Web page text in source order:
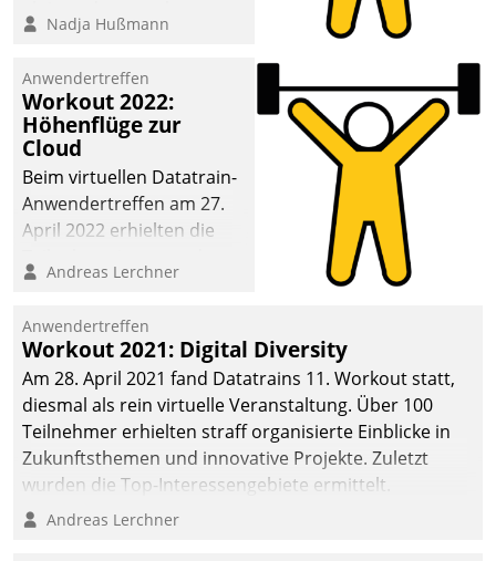
methodisch
Quartier. Dazwischen
zeigte Datatrain, was es
Neues zu bieten hat.
Nadja Hußmann
Anwendertreffen
Workout 2022:
Höhenflüge zur
Cloud
Beim virtuellen Datatrain-
Anwendertreffen am 27.
April 2022 erhielten die
Teilnehmer kurzweilige
Cloud-Strategien und -
Lösungen mit hohem
Zukunftspotenzial.
Andreas Lerchner
Anwendertreffen
Workout 2021: Digital Diversity
Am 28. April 2021 fand Datatrains 11. Workout statt,
diesmal als rein virtuelle Veranstaltung. Über 100
Teilnehmer erhielten straff organisierte Einblicke in
Zukunftsthemen und innovative Projekte. Zuletzt
wurden die Top-Interessengebiete ermittelt.
Andreas Lerchner